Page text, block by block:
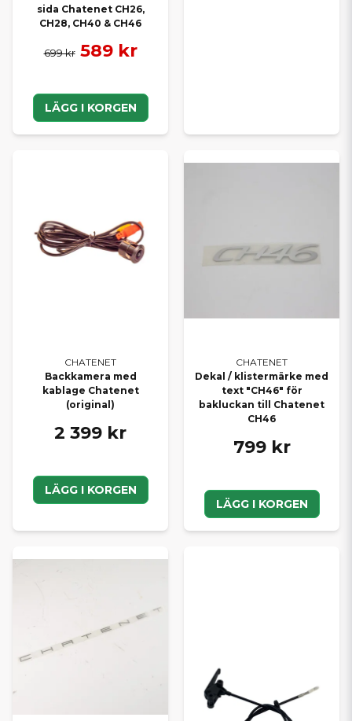
sida Chatenet CH26,
CH28, CH40 & CH46
699 kr 589 kr
LÄGG I KORGEN
CHATENET
Backkamera med
kablage Chatenet
(original)
2 399 kr
LÄGG I KORGEN
CHATENET
Dekal / klistermärke med
text "CH46" för
bakluckan till Chatenet
CH46
799 kr
LÄGG I KORGEN